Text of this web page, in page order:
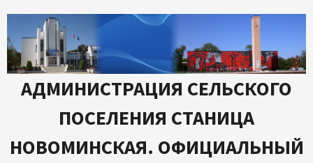
содержимому
АДМИНИСТРАЦИЯ СЕЛЬСКОГО
ПОСЕЛЕНИЯ СТАНИЦА
НОВОМИНСКАЯ. ОФИЦИАЛЬНЫЙ